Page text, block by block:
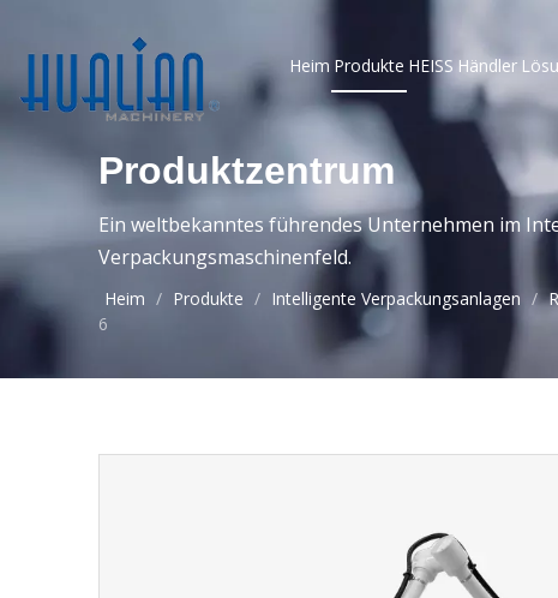
Heim Produkte HEISS Händler
Produktzentrum
Ein weltbekanntes führendes Unternehmen im
Verpackungsmaschinenfeld.
Heim / Produkte / Intelligente Verpackungsanlagen /
6